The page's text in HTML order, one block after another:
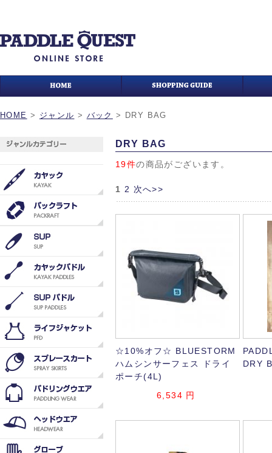
HOME > ジャンル > バック > DRY BAG
DRY BAG
19件の商品がございます。
1 2 次へ>>
☆10%オフ☆ BLUESTORM
ハムシンサーフェス ドライ
ポーチ(4L)
6,534 円
DRY